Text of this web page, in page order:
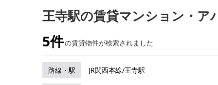
王寺駅の賃貸マンション・ア
5件の賃貸物件が検索されました
路線・駅 JR関西本線/王寺駅